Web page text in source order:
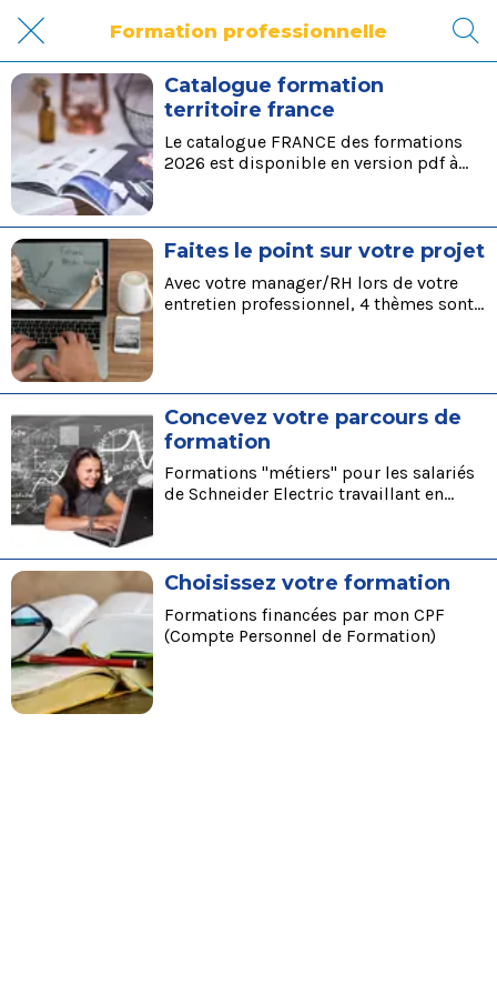
Formation professionnelle
Catalogue formation
territoire france
Le catalogue FRANCE des formations
2026 est disponible en version pdf à
Faites le point sur votre projet
Avec votre manager/RH lors de votre
entretien professionnel, 4 thèmes sont
Concevez votre parcours de
formation
Formations "métiers" pour les salariés
de Schneider Electric travaillant en
Choisissez votre formation
Formations financées par mon CPF
(Compte Personnel de Formation)